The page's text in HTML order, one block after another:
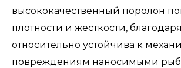
высококачественный поролон
плотности и жесткости,
относительно устойчива к
повреждениям наносимыми